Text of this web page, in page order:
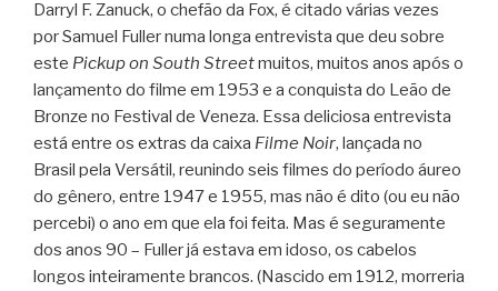
Darryl F. Zanuck, o chefão da Fox, é citado várias vezes
por Samuel Fuller numa longa entrevista que deu sobre
este Pickup on South Streetmuitos, muitos anos após o
lançamento do filme em 1953 e a conquista do Leão de
Bronze no Festival de Veneza. Essa deliciosa entrevista
está entre os extras da caixa Filme Noir, lançada no
Brasil pela Versátil, reunindo seis filmes do período áureo
do gênero, entre 1947 e 1955, mas não é dito (ou eu não
percebi) o ano em que ela foi feita. Mas é seguramente
dos anos 90 – Fuller já estava em idoso, os cabelos
longos inteiramente brancos. (Nascido em 1912, morreria